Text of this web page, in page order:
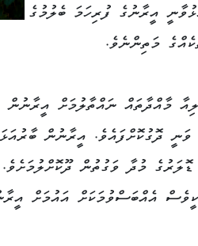
އީރާނުގެ ފުރިހަމަ ބެލުމުގެ
މަތިންނެވެ.
މާއްދާތައް ނައްތާލުމަށް
ދޮގުކޮށްފައެވެ. އީރާނުން
ބިލިއަން ޑޮލަރުގެ މުދާ ވަގުތުން
އެއްބަސްވުމަކަށް އައުމަށް